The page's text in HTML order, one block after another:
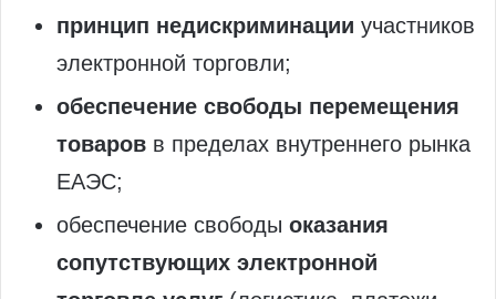
принцип недискриминации участников
электронной торговли;
обеспечение свободы перемещения
товаров в пределах внутреннего рынка
ЕАЭС;
обеспечение свободы оказания
сопутствующих электронной